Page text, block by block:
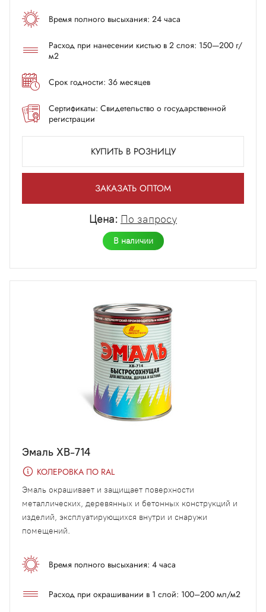
Время полного высыхания: 24 часа
Расход при нанесении кистью в 2 слоя: 150—200 г/
м2
Срок годности: 36 месяцев
Сертификаты: Свидетельство о государственной
регистрации
КУПИТЬ В РОЗНИЦУ
ЗАКАЗАТЬ ОПТОМ
Цена: По запросу
В наличии
Эмаль ХВ-714
КОЛЕРОВКА ПО RAL
Эмаль окрашивает и защищает поверхности
металлических, деревянных и бетонных конструкций и
изделий, эксплуатирующихся внутри и снаружи
помещений.
Время полного высыхания: 4 часа
Расход при окрашивании в 1 слой: 100–200 мл/м2